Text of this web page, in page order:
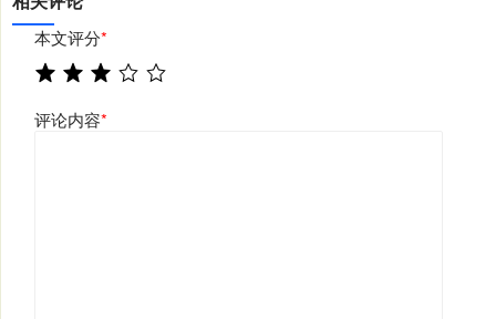
本文评分*
评论内容*